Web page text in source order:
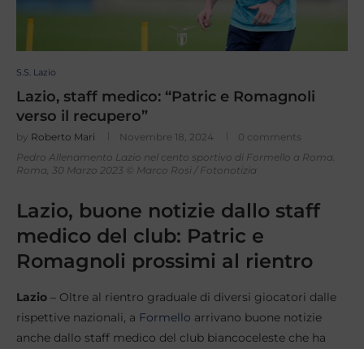
S.S. Lazio
Lazio, staff medico: “Patric e Romagnoli
verso il recupero”
by Roberto Mari Novembre 18, 2024
0 comments
Pedro Allenamento Lazio nel cento sportivo di Formello a Roma.
Roma, 30 Marzo 2023 © Marco Rosi / Fotonotizia
Lazio, buone notizie dallo staff
medico del club: Patric e
Romagnoli prossimi al rientro
Lazio – Oltre al rientro graduale di diversi giocatori dalle
rispettive nazionali, a Formello arrivano buone notizie
anche dallo staff medico del club biancoceleste che ha